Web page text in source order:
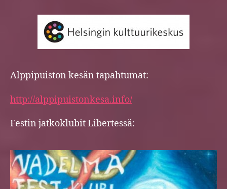
Alppipuiston kesän tapahtumat:
http://alppipuistonkesa.info/
Festin jatkoklubit Libertessä: